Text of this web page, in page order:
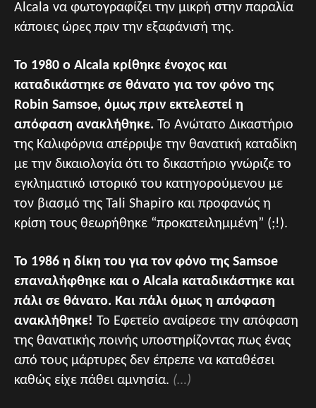
Alcala να φωτογραφίζει την μικρή στην παραλία
κάποιες ώρες πριν την εξαφάνισή της.
Το 1980 ο Alcala κρίθηκε ένοχος και
καταδικάστηκε σε θάνατο για τον φόνο της
Robin Samsoe, όμως πριν εκτελεστεί η
απόφαση ανακλήθηκε. Το Ανώτατο Δικαστήριο
της Καλιφόρνια απέρριψε την θανατική καταδίκη
με την δικαιολογία ότι το δικαστήριο γνώριζε το
εγκληματικό ιστορικό του κατηγορούμενου με
τον βιασμό της Tali Shapiro και προφανώς η
κρίση τους θεωρήθηκε “προκατειλημμένη” (;!).
Το 1986 η δίκη του για τον φόνο της Samsoe
επαναλήφθηκε και ο Alcala καταδικάστηκε και
πάλι σε θάνατο. Και πάλι όμως η απόφαση
ανακλήθηκε! Το Εφετείο αναίρεσε την απόφαση
της θανατικής ποινής υποστηρίζοντας πως ένας
από τους μάρτυρες δεν έπρεπε να καταθέσει
καθώς είχε πάθει αμνησία. (…)